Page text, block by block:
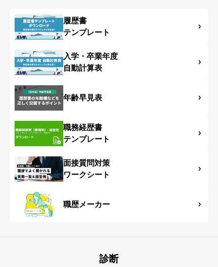
履歴書
テンプレート
入学・卒業年度
自動計算表
年齢早見表
職務経歴書
テンプレート
面接質問対策
ワークシート
職歴メーカー
診断